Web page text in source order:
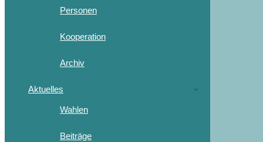
Personen
Kooperation
Archiv
Aktuelles
Wahlen
Beiträge